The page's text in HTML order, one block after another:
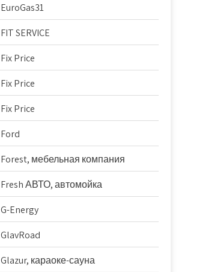
EuroGas31
FIT SERVICE
Fix Price
Fix Price
Fix Price
Ford
Forest, мебельная компания
Fresh АВТО, автомойка
G-Energy
GlavRoad
Glazur, караоке-сауна